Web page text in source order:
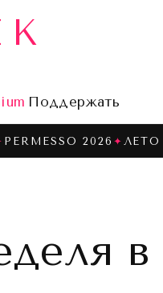
Поддержать
PERMESSO 2026 ✦
в